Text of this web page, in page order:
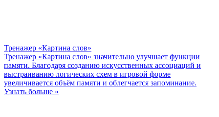
Тренажер «Картина слов»
Тренажер «Картина слов» значительно улучшает функции
памяти. Благодаря созданию искусственных ассоциаций и
выстраиванию логических схем в игровой форме
увеличивается объём памяти и облегчается запоминание.
Узнать больше »